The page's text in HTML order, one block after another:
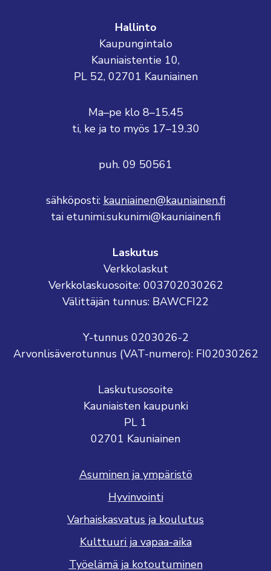
Hallinto
Kaupungintalo
Kauniaistentie 10,
PL 52, 02701 Kauniainen
Ma–pe klo 8–15.45
ti, ke ja to myös 17–19.30
puh. 09 50561
sähköposti: kauniainen@kauniainen.fi
tai etunimi.sukunimi@kauniainen.fi
Laskutus
Verkkolaskut
Verkkolaskuosoite: 003702030262
Välittäjän tunnus: BAWCFI22
Y-tunnus 0203026-2
Arvonlisäverotunnus (VAT-numero): FI02030262
Laskutusosoite
Kauniaisten kaupunki
PL 1
02701 Kauniainen
Asuminen ja ympäristö
Hyvinvointi
Varhaiskasvatus ja koulutus
Kulttuuri ja vapaa-aika
Työelämä ja kotoutuminen